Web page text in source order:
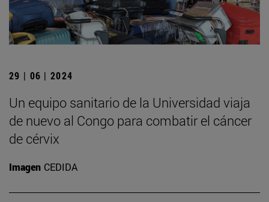
29 | 06 | 2024
Un equipo sanitario de la Universidad viaja
de nuevo al Congo para combatir el cáncer
de cérvix
Imagen CEDIDA